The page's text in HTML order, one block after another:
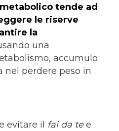
tende ad
le riserve
la
una
accumulo
nel perdere peso in
evitare il fai da tee